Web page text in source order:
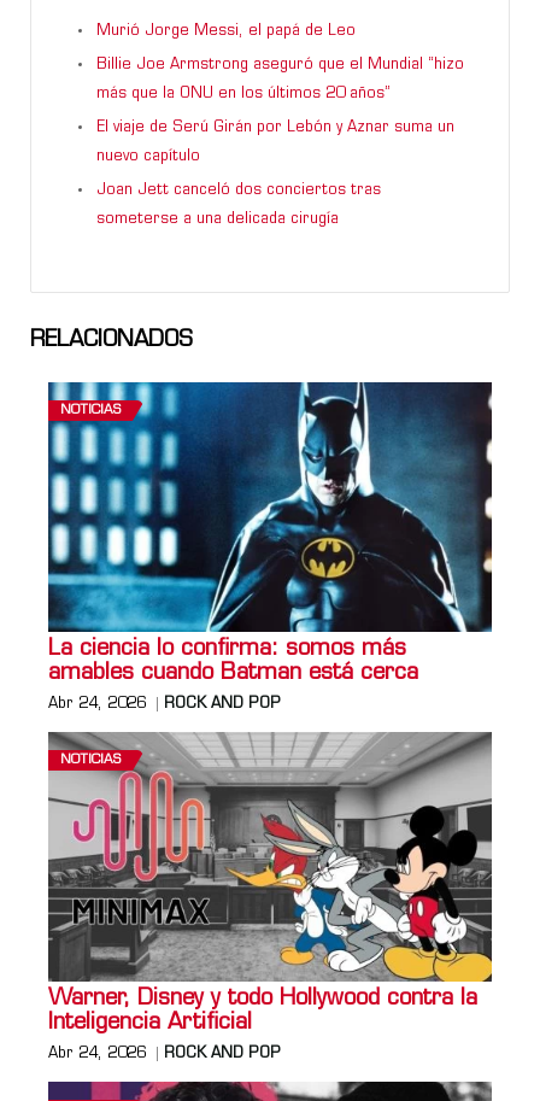
Murió Jorge Messi, el papá de Leo
Billie Joe Armstrong aseguró que el Mundial “hizo
más que la ONU en los últimos 20 años”
El viaje de Serú Girán por Lebón y Aznar suma un
nuevo capítulo
Joan Jett canceló dos conciertos tras
someterse a una delicada cirugía
RELACIONADOS
NOTICIAS
La ciencia lo confirma: somos más
amables cuando Batman está cerca
Abr 24, 2026 ROCK AND POP
NOTICIAS
Warner, Disney y todo Hollywood contra la
Inteligencia Artificial
Abr 24, 2026 ROCK AND POP